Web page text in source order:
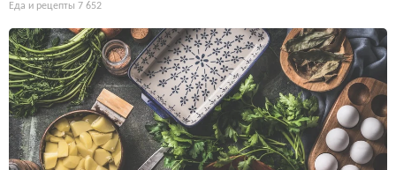
Еда и рецепты 7 652